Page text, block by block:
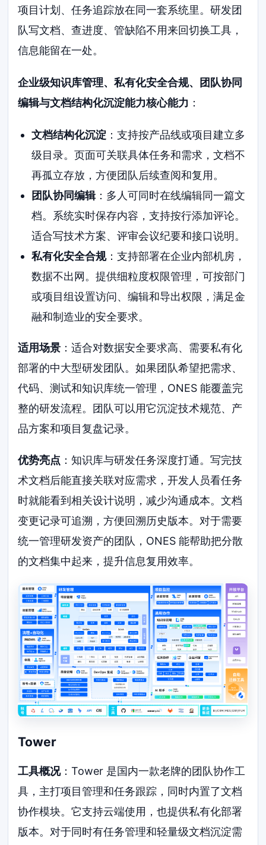
项目计划、任务追踪放在同一套系统里。研发团
队写文档、查进度、管缺陷不用来回切换工具，
信息能留在一处。
企业级知识库管理、私有化安全合规、团队协同
编辑与文档结构化沉淀能力核心能力 ：
文档结构化沉淀：支持按产品线或项目建立多
级目录。页面可关联具体任务和需求，文档不
再孤立存放，方便团队后续查阅和复用。
团队协同编辑：多人可同时在线编辑同一篇文
档。系统实时保存内容，支持按行添加评论。
适合写技术方案、评审会议纪要和接口说明。
私有化安全合规：支持部署在企业内部机房，
数据不出网。提供细粒度权限管理，可按部门
或项目组设置访问、编辑和导出权限，满足金
融和制造业的安全要求。
适用场景 ：适合对数据安全要求高、需要私有化
部署的中大型研发团队。如果团队希望把需求、
代码、测试和知识库统一管理，ONES 能覆盖完
整的研发流程。团队可以用它沉淀技术规范、产
品方案和项目复盘记录。
优势亮点 ：知识库与研发任务深度打通。写完技
术文档后能直接关联对应需求，开发人员看任务
时就能看到相关设计说明，减少沟通成本。文档
变更记录可追溯，方便回溯历史版本。对于需要
统一管理研发资产的团队，ONES 能帮助把分散
的文档集中起来，提升信息复用效率。
Tower
工具概况：Tower 是国内一款老牌的团队协作工
具，主打项目管理和任务跟踪，同时内置了文档
协作模块。它支持云端使用，也提供私有化部署
版本。对于同时有任务管理和轻量级文档沉淀需